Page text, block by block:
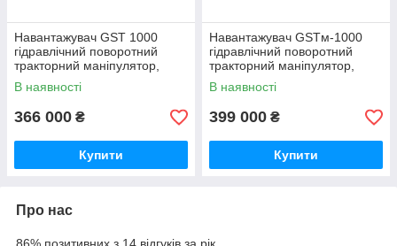
Навантажувач GST 1000
гідравлічний поворотний
тракторний маніпулятор,
висота 6,5 м, вантаж. до 3
тонн
В наявності
366 000 ₴
Купити
Навантажувач GSTм-1000
гідравлічний поворотний
тракторний маніпулятор,
висота 6,5 м, вантаж. до 3
тонн
В наявності
399 000 ₴
Купити
Про нас